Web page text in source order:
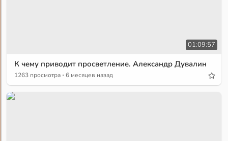
01:09:57
К чему приводит просветление. Александр Дувалин
1263 просмотра · 6 месяцев назад